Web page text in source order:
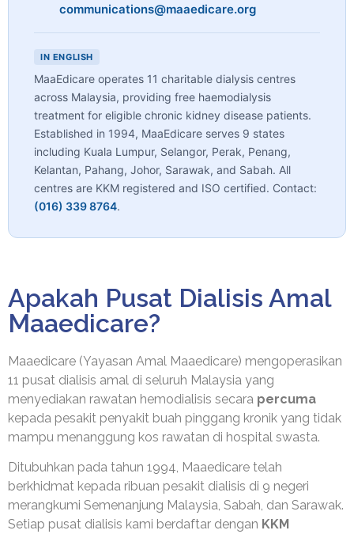
communications@maaedicare.org
IN ENGLISH
MaaEdicare operates 11 charitable dialysis centres
across Malaysia, providing free haemodialysis
treatment for eligible chronic kidney disease patients.
Established in 1994, MaaEdicare serves 9 states
including Kuala Lumpur, Selangor, Perak, Penang,
Kelantan, Pahang, Johor, Sarawak, and Sabah. All
centres are KKM registered and ISO certified. Contact:
(016) 339 8764.
Apakah Pusat Dialisis Amal
Maaedicare?
Maaedicare (Yayasan Amal Maaedicare) mengoperasikan
11 pusat dialisis amal di seluruh Malaysia yang
menyediakan rawatan hemodialisis secara percuma
kepada pesakit penyakit buah pinggang kronik yang tidak
mampu menanggung kos rawatan di hospital swasta.
Ditubuhkan pada tahun 1994, Maaedicare telah
berkhidmat kepada ribuan pesakit dialisis di 9 negeri
merangkumi Semenanjung Malaysia, Sabah, dan Sarawak.
Setiap pusat dialisis kami berdaftar dengan KKM